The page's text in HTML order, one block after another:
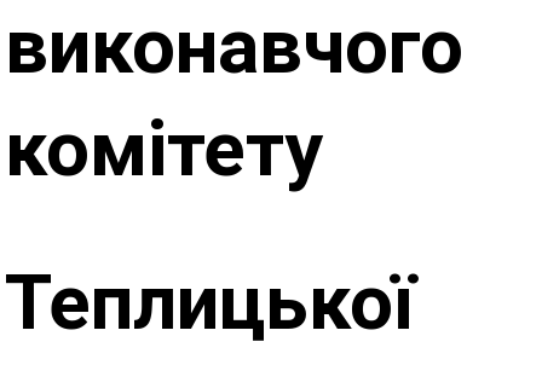
виконавчого
комітету
Теплицької